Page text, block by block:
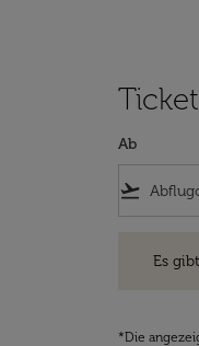
Ab
flight_takeoff
Es
*Die